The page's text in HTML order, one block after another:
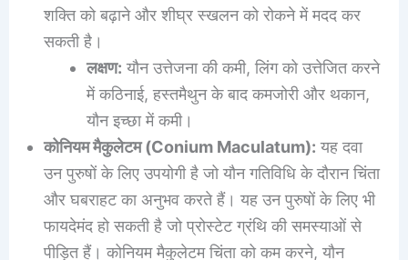
शक्ति को बढ़ाने और शीघ्र स्खलन को रोकने में मदद कर
सकती है।
लक्षण: यौन उत्तेजना की कमी, लिंग को उत्तेजित करने
में कठिनाई, हस्तमैथुन के बाद कमजोरी और थकान,
यौन इच्छा में कमी।
कोनियम मैकुलेटम (Conium Maculatum): यह दवा
उन पुरुषों के लिए उपयोगी है जो यौन गतिविधि के दौरान चिंता
और घबराहट का अनुभव करते हैं। यह उन पुरुषों के लिए भी
फायदेमंद हो सकती है जो प्रोस्टेट ग्रंथि की समस्याओं से
पीड़ित हैं। कोनियम मैकुलेटम चिंता को कम करने, यौन